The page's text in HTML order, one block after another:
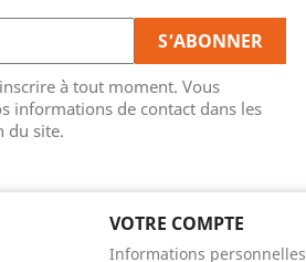
à tout moment. Vous
informations de contact dans les
du site.
VOTRE COMPTE
Informations personnelles